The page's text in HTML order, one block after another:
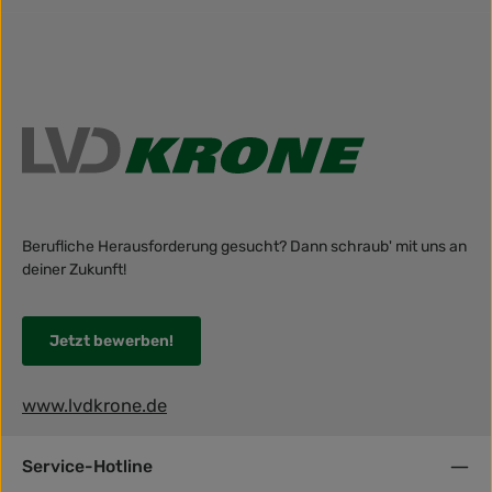
Berufliche Herausforderung gesucht? Dann schraub' mit uns an
deiner Zukunft!
Jetzt bewerben!
www.lvdkrone.de
Service-Hotline